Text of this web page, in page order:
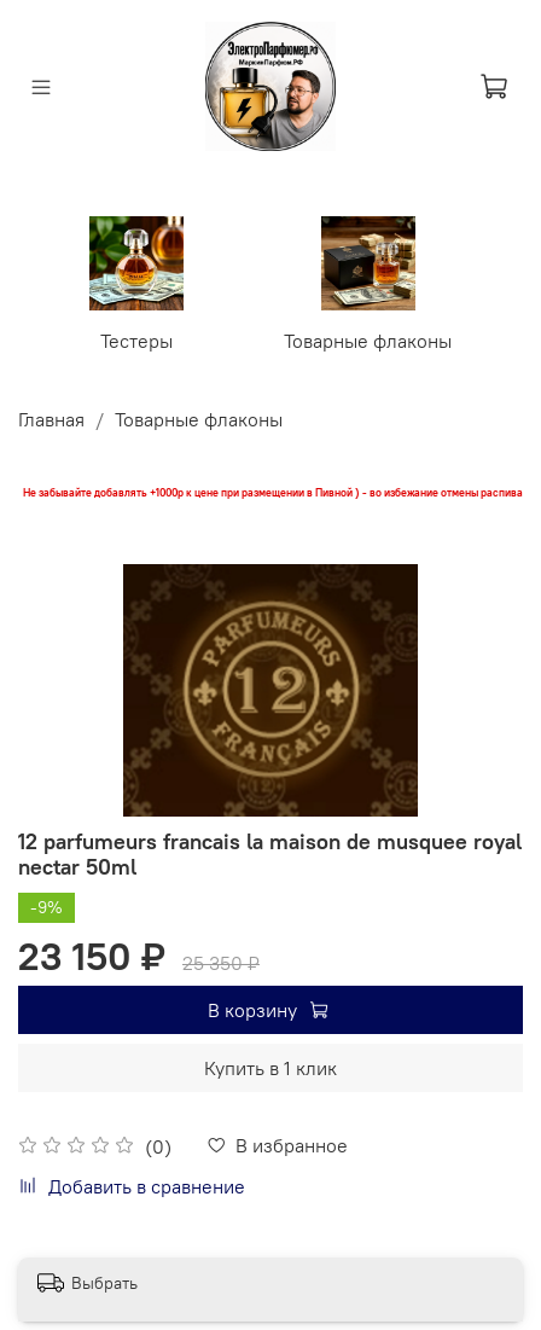
Тестеры Товарные флаконы
Главная Товарные флаконы
Не забывайте добавлять +1000р к цене при размещении в Пивной ) - во избежание отмены распива
12 parfumeurs francais la maison de musquee royal
nectar 50ml
(0)
В избранное
Добавить в сравнение
-9%
23 150 ₽
25 350 ₽
В корзину
Купить в 1 клик
Выбрать